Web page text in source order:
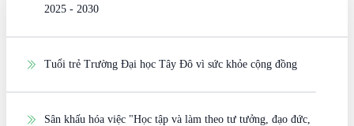
2025 - 2030
Tuổi trẻ Trường Đại học Tây Đô vì sức khỏe cộng đồng
Sân khấu hóa việc "Học tập và làm theo tư tưởng, đạo đức,